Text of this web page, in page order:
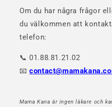
Om du har några frågor
du välkommen att
telefon:
📞 01.88.81.21.02
📧
Mama Kana är ingen läkare och